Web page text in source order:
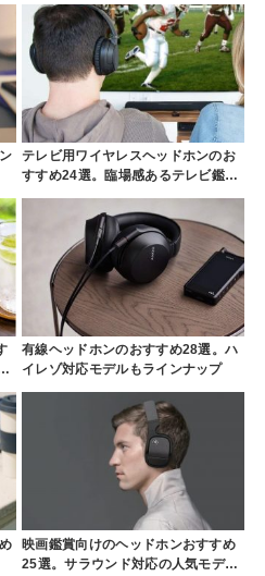
テレビ用ワイヤレスヘッドホンのお
すすめ24選。臨場感あるテレビ鑑…
有線ヘッドホンのおすすめ28選。ハ
イレゾ対応モデルもラインナップ
映画鑑賞向けのヘッドホンおすすめ
25選。サラウンド対応の人気モデ…